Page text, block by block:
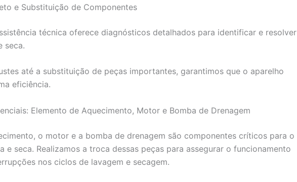
e Substituição de Componentes
técnica oferece diagnósticos detalhados para identificar e resolver
seca.
até a substituição de peças importantes, garantimos que o aparelho
eficiência.
Elemento de Aquecimento, Motor e Bomba de Drenagem
o motor e a bomba de drenagem são componentes críticos para o
e seca. Realizamos a troca dessas peças para assegurar o funcionamento
nos ciclos de lavagem e secagem.